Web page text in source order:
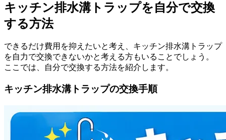
キッチン排水溝トラップを自分で交換
する方法
できるだけ費用を抑えたいと考え、キッチン排水溝トラップ
を自力で交換できないかと考える方もいることでしょう。
ここでは、自分で交換する方法を紹介します。
キッチン排水溝トラップの交換手順